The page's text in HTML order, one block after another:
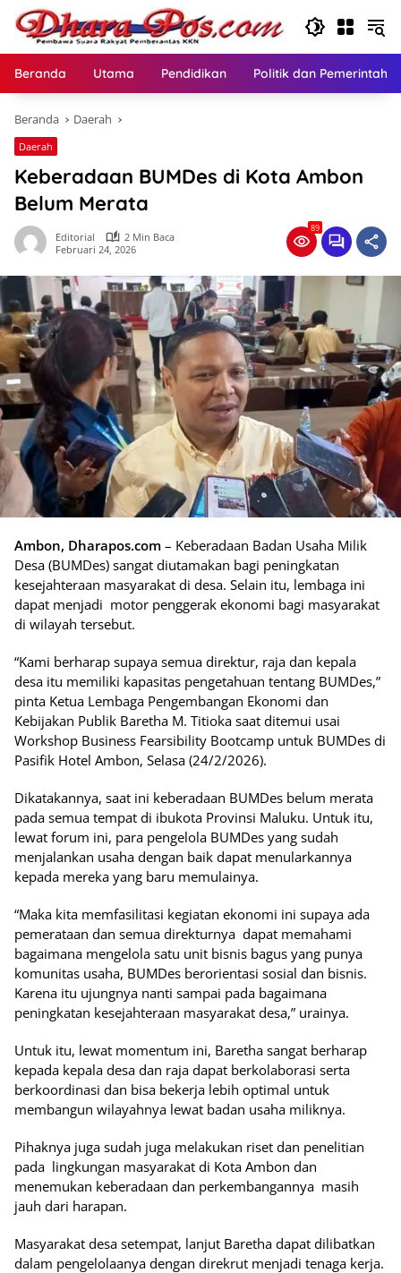
Langsung
konten
Beranda Utama Pendidikan Politik dan
Beranda Daerah
Daerah
Keberadaan BUMDes di Kota Ambon
Belum Merata
Editorial
2 Min Baca
Februari 24, 2026
89
Ambon, Dharapos.com – Keberadaan Badan Usaha Milik
Desa (BUMDes) sangat diutamakan bagi peningkatan
kesejahteraan masyarakat di desa. Selain itu, lembaga ini
dapat menjadi motor penggerak ekonomi bagi masyarakat
di wilayah tersebut.
“Kami berharap supaya semua direktur, raja dan kepala
desa itu memiliki kapasitas pengetahuan tentang BUMDes,”
pinta Ketua Lembaga Pengembangan Ekonomi dan
Kebijakan Publik Baretha M. Titioka saat ditemui usai
Workshop Business Fearsibility Bootcamp untuk BUMDes di
Pasifik Hotel Ambon, Selasa (24/2/2026).
Dikatakannya, saat ini keberadaan BUMDes belum merata
pada semua tempat di ibukota Provinsi Maluku. Untuk itu,
lewat forum ini, para pengelola BUMDes yang sudah
menjalankan usaha dengan baik dapat menularkannya
kepada mereka yang baru memulainya.
“Maka kita memfasilitasi kegiatan ekonomi ini supaya ada
pemerataan dan semua direkturnya dapat memahami
bagaimana mengelola satu unit bisnis bagus yang punya
komunitas usaha, BUMDes berorientasi sosial dan bisnis.
Karena itu ujungnya nanti sampai pada bagaimana
peningkatan kesejahteraan masyarakat desa,” urainya.
Untuk itu, lewat momentum ini, Baretha sangat berharap
kepada kepala desa dan raja dapat berkolaborasi serta
berkoordinasi dan bisa bekerja lebih optimal untuk
membangun wilayahnya lewat badan usaha miliknya.
Pihaknya juga sudah juga melakukan riset dan penelitian
pada lingkungan masyarakat di Kota Ambon dan
menemukan keberadaan dan perkembangannya masih
jauh dari harapan.
Masyarakat desa setempat, lanjut Baretha dapat dilibatkan
dalam pengelolaanya dengan direkrut menjadi tenaga kerja.